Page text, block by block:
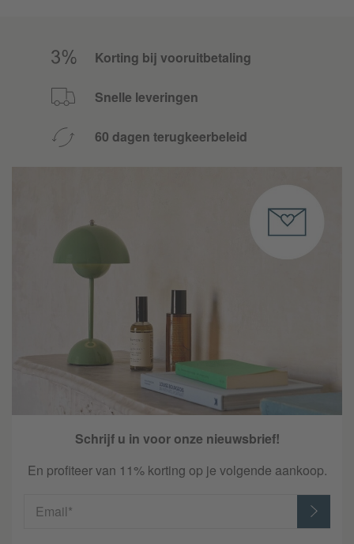
Korting bij vooruitbetaling
Snelle leveringen
60 dagen terugkeerbeleid
Schrijf u in voor onze nieuwsbrief!
En profiteer van 11% korting op je volgende aankoop.
Email*